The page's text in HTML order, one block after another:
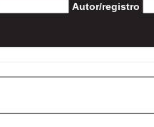
Autor/registro